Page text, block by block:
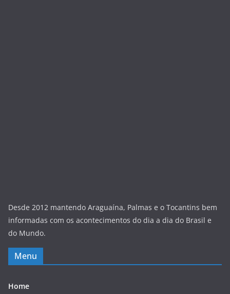
Desde 2012 mantendo Araguaína, Palmas e o Tocantins bem
informadas com os acontecimentos do dia a dia do Brasil e
do Mundo.
Menu
Home